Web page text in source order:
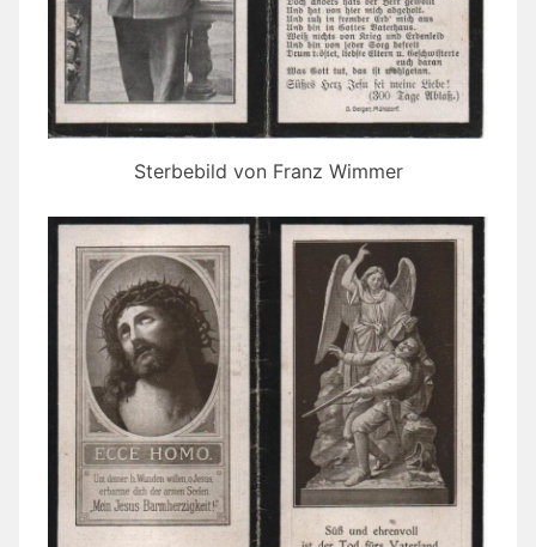
Sterbebild von Franz Wimmer